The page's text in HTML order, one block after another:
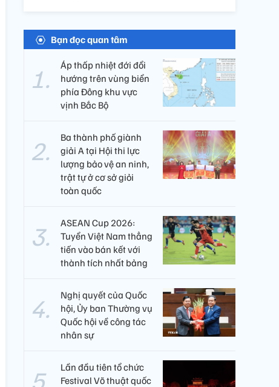
Bạn đọc quan tâm
Áp thấp nhiệt đới đổi
hướng trên vùng biển
phía Đông khu vực
vịnh Bắc Bộ
Ba thành phố giành
giải A tại Hội thi lực
lượng bảo vệ an ninh,
trật tự ở cơ sở giỏi
toàn quốc
ASEAN Cup 2026:
Tuyển Việt Nam thẳng
tiến vào bán kết với
thành tích nhất bảng
Nghị quyết của Quốc
hội, Ủy ban Thường vụ
Quốc hội về công tác
nhân sự
Lần đầu tiên tổ chức
Festival Võ thuật quốc